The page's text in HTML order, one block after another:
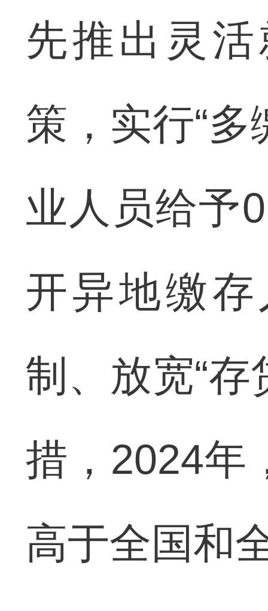
先推出灵
策，实行“
业人员给予
开异地缴
制、放宽“
措，2024年
高于全国和